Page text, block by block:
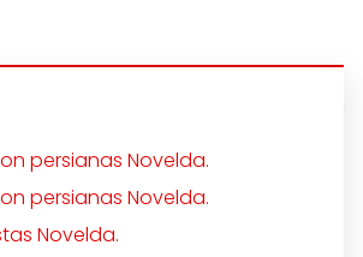
persianas Novelda.
persianas Novelda.
Novelda.